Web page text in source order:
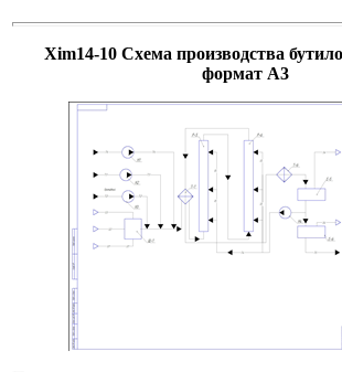
Xim14-10 Схема производства
формат А3